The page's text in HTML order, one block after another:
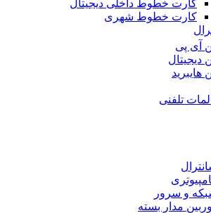
کارت خطوط داخلی دیجیتال
کارت خطوط شهری
آی پی
دیجیتال
هایبرید
تلفنی
و سرور
مدار بسته